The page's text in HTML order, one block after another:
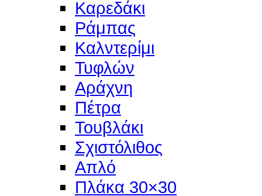
Καρεδάκι
Ράμπας
Καλντερίμι
Τυφλών
Αράχνη
Πέτρα
Τουβλάκι
Σχιστόλιθος
Απλό
Πλάκα 30×30